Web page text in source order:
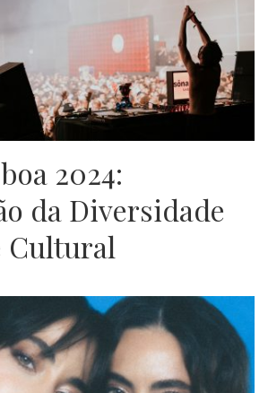
2024:
da Diversidade
Cultural